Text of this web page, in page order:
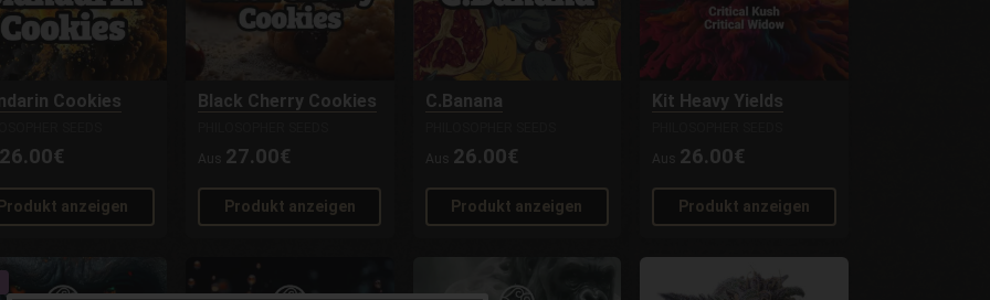
Cookies
26.00€
anzeigen
Black Cherry Cookies
Aus 27.00€
Produkt anzeigen
C.Banana
Aus 26.00€
Produkt anzeigen
Kit Heavy Yields
Aus 26.00€
Produkt anzeigen